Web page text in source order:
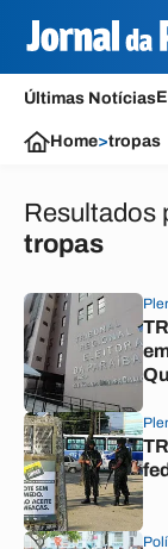
Últimas Notícias
Home>tropas
Resultados
tropas